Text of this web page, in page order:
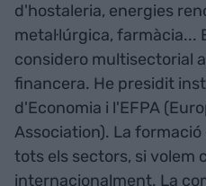
d'hostaleria, energies
metal·lúrgica, farmàcia...
considero multisectorial
financera. He presidit
d'Economia i l'EFPA
Association). La
tots els sectors, si volem
internacionalment. La